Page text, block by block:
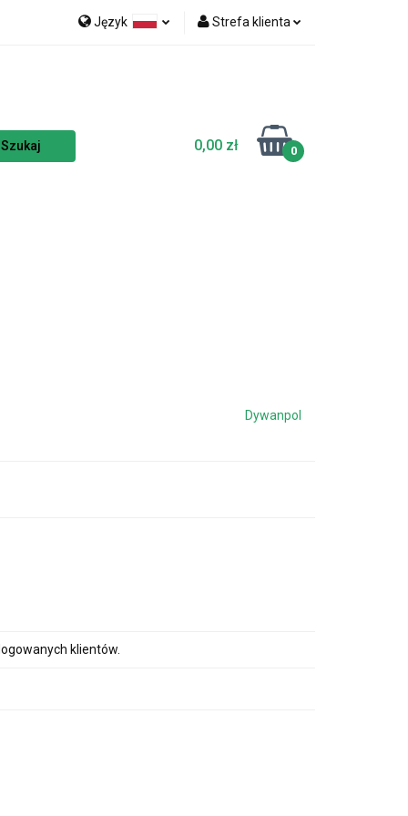
Język Strefa klienta
Dodaj zgłoszenie
Zgody cookies
0,00 zł 0
Dywanpol
klientów.